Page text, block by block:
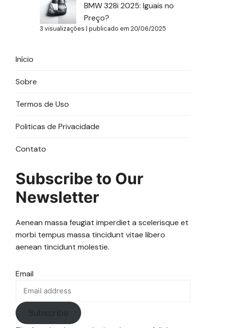
BMW 328i 2025: Iguais no
Preço?
3 visualizações | publicado em 20/06/2025
Início
Sobre
Termos de Uso
Politicas de Privacidade
Contato
Subscribe to Our
Newsletter
Aenean massa feugiat imperdiet a scelerisque et
morbi tempus massa tincidunt vitae libero
aenean tincidunt molestie.
Email
Subscribe